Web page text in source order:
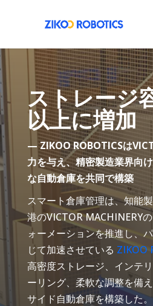
ストレージ
以上に増加
— ZIKOO ROBOTICSは
力を与え、精密製造業界向
な自動倉庫を共同で構築
スマート倉庫管理は、知能
港のVICTOR MACHINERY
ォーメーションを推進し、
じて加速させている ZIKOO
高密度ストレージ、インテ
ーリング、柔軟な調整を備
サイド自動倉庫を構築した。